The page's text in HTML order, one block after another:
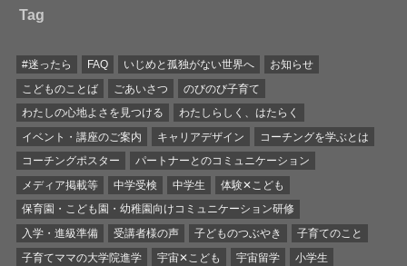
Tag
#迷ったら FAQ いじめと孤独がない世界へ
お知らせ
こどものことば
ごあいさつ
のびのび子育て
わたしの心地よさを見つける
わたしらしく、はたらく
イベント・講座のご案内
キャリアデザイン
コーチングを学ぶとは
コーチングポスター
パートナーとのコミュニケーション
メディア掲載等
中学受検 中学生
体験✕こども
保育園・こども園・幼稚園向けコミュニケーション研修
入学・進級準備
受講者様の声 子どものつぶやき
子育てのこと
子育てママの大学院進学
宇宙✕こども 宇宙留学
小学生